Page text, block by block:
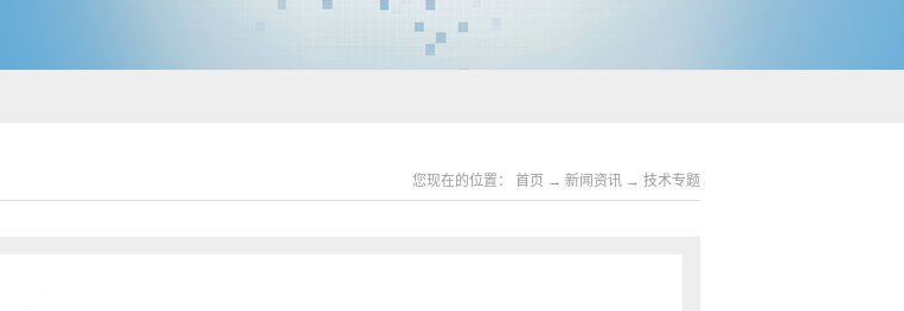
您现在的位置： 首页 → 新闻资讯 → 技术专题